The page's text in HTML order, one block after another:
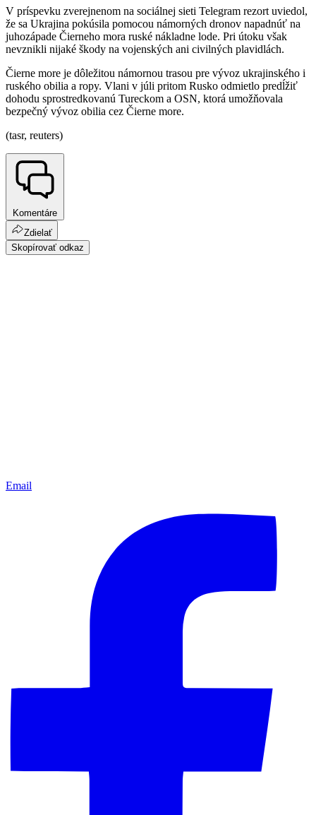
V príspevku zverejnenom na sociálnej sieti Telegram rezort uviedol,
že sa Ukrajina pokúsila pomocou námorných dronov napadnúť na
juhozápade Čierneho mora ruské nákladne lode. Pri útoku však
nevznikli nijaké škody na vojenských ani civilných plavidlách.
Čierne more je dôležitou námornou trasou pre vývoz ukrajinského i
ruského obilia a ropy. Vlani v júli pritom Rusko odmietlo predĺžiť
dohodu sprostredkovanú Tureckom a OSN, ktorá umožňovala
bezpečný vývoz obilia cez Čierne more.
(tasr, reuters)
Komentáre
Zdielať
Skopírovať odkaz
Email